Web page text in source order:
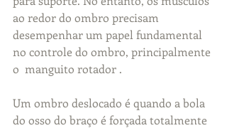
ao redor do ombro precisam
desempenhar um papel fundamental
no controle do ombro, principalmente
o  manguito rotador .
Um ombro deslocado é quando a bola
do osso do braço é forçada totalmente